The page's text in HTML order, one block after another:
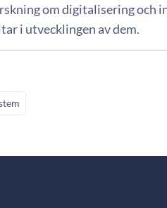
om digitalisering och
i utvecklingen av dem.